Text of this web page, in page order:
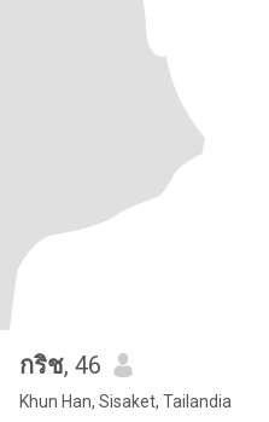
กริช, 46
Khun Han, Sisaket, Tailandia